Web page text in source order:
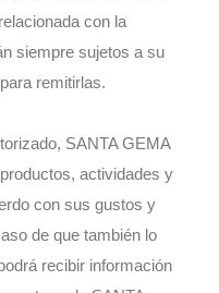
con la
siempre sujetos a su
remitirlas.
SANTA GEMA
actividades y
con sus gustos y
de que también lo
recibir información